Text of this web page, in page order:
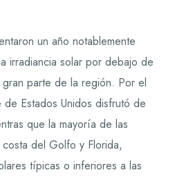
un año notablemente
irradiancia solar por debajo de
parte de la región. Por el
Estados Unidos disfrutó de
que la mayoría de las
del Golfo y Florida,
típicas o inferiores a las